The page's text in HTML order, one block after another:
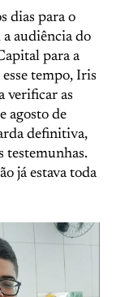
dias para o
audiência do
para a
tempo, Iris
verificar as
agosto de
definitiva,
testemunhas.
já estava toda